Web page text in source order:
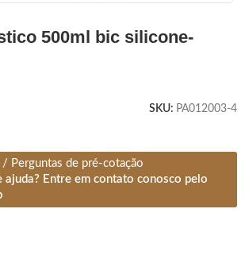
SKU: PA012003-4
Perguntas de pré-cotação
ajuda? Entre em contato conosco pelo